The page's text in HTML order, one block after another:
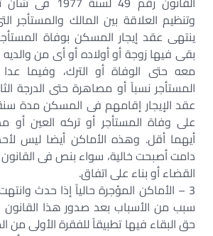
وتنظيم العلاقة بين المالك والمستأجر
ينتهى عقد إيجار المسكن بوفاة
بقى فيها زوجة أو أولاده أو أى من والديه
معه حتى الوفاة أو الترك، وفيما
المستأجر نسباً أو مصاهرة حتى الدرجة
عقد الإيجار إقامهم فى المسكن مدة
على وفاة المستأجر أو تركه العين
أيهما أقل. وهذه الأماكن أيضا ليس
دامت أصبحت خالية، سواء بنص فى
القضاء أو بناء على اتفاق.
3 – الأماكن المؤجرة حالياً إذا حدث
سبب من الأسباب بعد صدور هذا